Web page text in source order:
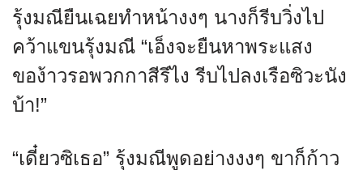
รุ้งมณียืนเฉยทำหน้างงๆ นางก็รีบวิ่งไป
คว้าแขนรุ้งมณี “เอ็งจะยืนหาพระแสง
ของ้าวรอพวกกาสีรึไง รีบไปลงเรือซิวะนัง
บ้า!”
“เดี๋ยวซิเธอ” รุ้งมณีพูดอย่างงงๆ ขาก็ก้าว